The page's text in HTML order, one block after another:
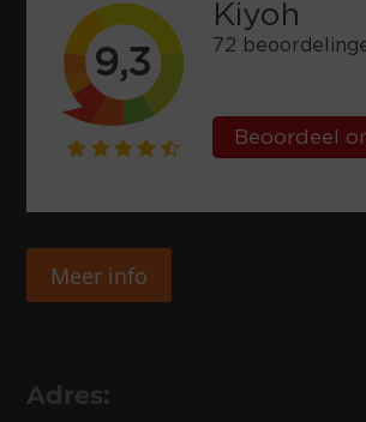
Meer info
Adres: